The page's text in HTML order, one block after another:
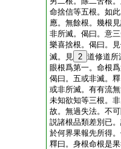
命捨信等五根。如
應。無餘根。幾根
非所滅。偈曰。意
樂喜捨根。偈曰。
滅。見 2 道修道所
眼根爲第一。命根
偈曰。五或非滅。
或非所滅。有有流
未知欲知等三根。
故。無過失法。不
説諸根品類差別已
於何界果報先所得
釋曰。身根命根是